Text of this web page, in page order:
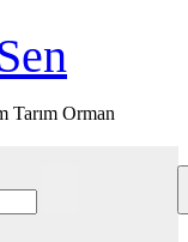
Tarım Orman